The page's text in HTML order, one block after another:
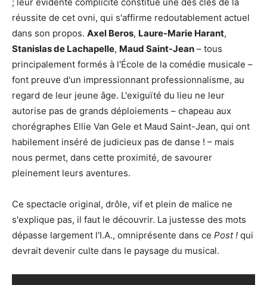
réussite de cet ovni, qui s'affirme redoutablement actuel
dans son propos. Axel Beros, Laure-Marie Harant,
Stanislas de Lachapelle, Maud Saint-Jean – tous
principalement formés à l'École de la comédie musicale –
font preuve d'un impressionnant professionnalisme, au
regard de leur jeune âge. L'exiguïté du lieu ne leur
autorise pas de grands déploiements – chapeau aux
chorégraphes Ellie Van Gele et Maud Saint-Jean, qui ont
habilement inséré de judicieux pas de danse ! – mais
nous permet, dans cette proximité, de savourer
pleinement leurs aventures.
Ce spectacle original, drôle, vif et plein de malice ne
s'explique pas, il faut le découvrir. La justesse des mots
dépasse largement l'I.A., omniprésente dans ce Post ! qui
devrait devenir culte dans le paysage du musical.